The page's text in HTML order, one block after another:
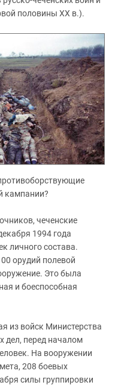
половины XX в.).
кампании?
чеченские
1994 года
личного состава.
орудий полевой
Это была
и боеспособная
из войск Министерства
дел, перед началом
На вооружении
208 боевых
силы группировки